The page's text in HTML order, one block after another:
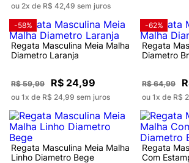
ou 2x de R$ 42,49 sem juros
-58%
Regata Masculina Meia Malha
Diametro Laranja
R$ 59,99 R$ 24,99
ou 1x de R$ 24,99 sem juros
-62%
Regata
Diametro
R$ 64,99
ou 1x de R$
Regata Masculina Meia Malha
Linho Diametro Bege
Regata
Com